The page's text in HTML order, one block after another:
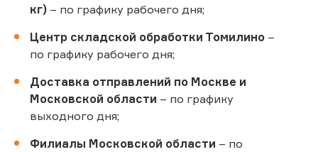
кг) – по графику рабочего дня;
Центр складской обработки Томилино –
по графику рабочего дня;
Доставка отправлений по Москве и
Московской области – по графику
выходного дня;
Филиалы Московской области – по